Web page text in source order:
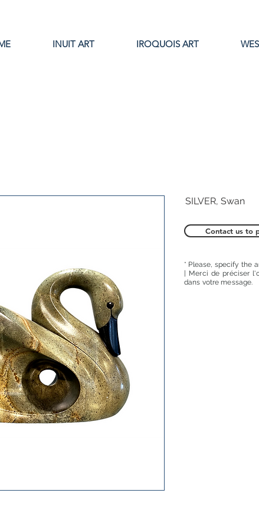
INUIT ART IROQUOIS ART
SILVER, Swan
Contact us to
* Please, specify the
| Merci de préciser
dans votre message.